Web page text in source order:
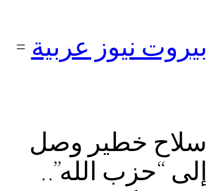
بيروت نيوز عربية
سلاح خطير وصل
إلى “حزب الله”..